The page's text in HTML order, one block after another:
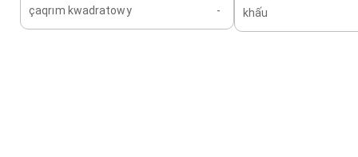
çaqrım kwadratowy
-
khấu